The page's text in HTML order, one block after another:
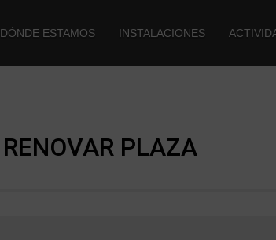
DÓNDE ESTAMOS INSTALACIONES
RENOVAR PLAZA